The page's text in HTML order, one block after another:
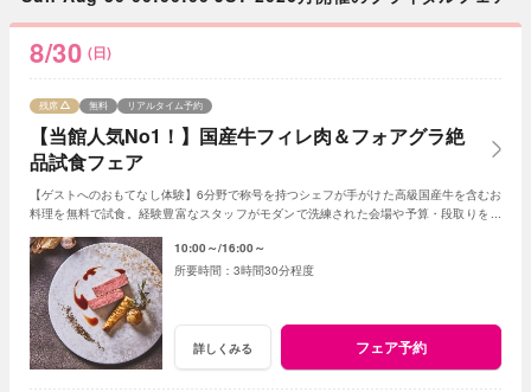
8/30 (日)
【当館人気No1！】国産牛フィレ肉＆フォアグラ絶
品試食フェア
残席 無料 リアルタイム予約
【ゲストへのおもてなし体験】6分野で称号を持つシェフが手がけた高級国産牛を含むお
料理を無料で試食。経験豊富なスタッフがモダンで洗練された会場や予算・段取りをご
10:00～ 16:00～
3時間30分程度
詳しくみる フェア予約